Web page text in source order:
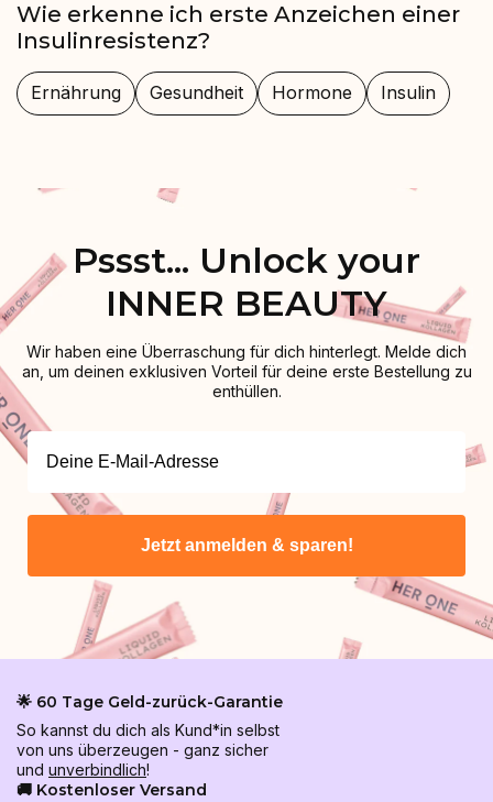
Wie erkenne ich erste Anzeichen einer
Insulinresistenz?
Ernährung Gesundheit Hormone Insulin
Pssst... Unlock your
INNER BEAUTY
Wir haben eine Überraschung für dich hinterlegt. Melde dich
an, um deinen exklusiven Vorteil für deine erste Bestellung zu
enthüllen.
Jetzt anmelden & sparen!
🌟 60 Tage Geld-zurück-Garantie
So kannst du dich als Kund*in selbst
von uns überzeugen - ganz sicher
und unverbindlich!
🚚 Kostenloser Versand